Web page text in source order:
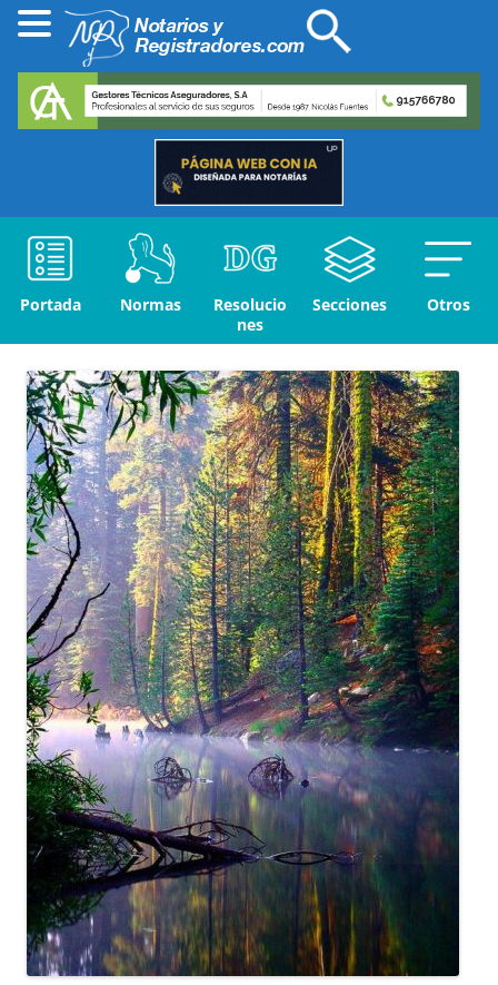
Portada Normas
Resolucio
nes
Secciones Otros